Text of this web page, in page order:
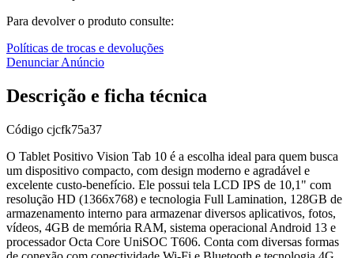
Para devolver o produto consulte:
Políticas de trocas e devoluções
Denunciar Anúncio
Descrição e ficha técnica
Código cjcfk75a37
O Tablet Positivo Vision Tab 10 é a escolha ideal para quem busca
um dispositivo compacto, com design moderno e agradável e
excelente custo-benefício. Ele possui tela LCD IPS de 10,1" com
resolução HD (1366x768) e tecnologia Full Lamination, 128GB de
armazenamento interno para armazenar diversos aplicativos, fotos,
vídeos, 4GB de memória RAM, sistema operacional Android 13 e
processador Octa Core UniSOC T606. Conta com diversas formas